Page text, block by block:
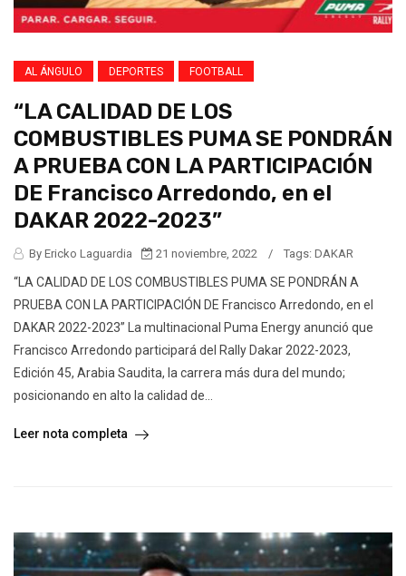
AL ÁNGULO DEPORTES FOOTBALL
“LA CALIDAD DE LOS
COMBUSTIBLES PUMA SE PONDRÁN
A PRUEBA CON LA PARTICIPACIÓN
DE Francisco Arredondo, en el
DAKAR 2022-2023”
By Ericko Laguardia 21 noviembre, 2022 / Tags: DAKAR
“LA CALIDAD DE LOS COMBUSTIBLES PUMA SE PONDRÁN A
PRUEBA CON LA PARTICIPACIÓN DE Francisco Arredondo, en el
DAKAR 2022-2023” La multinacional Puma Energy anunció que
Francisco Arredondo participará del Rally Dakar 2022-2023,
Edición 45, Arabia Saudita, la carrera más dura del mundo;
posicionando en alto la calidad de...
Leer nota completa